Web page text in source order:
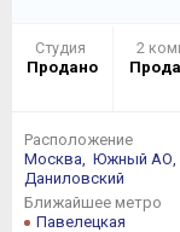
Студия
Продано
2
Расположение
Москва,
Южный АО,
Даниловский
Ближайшее метро
Павелецкая